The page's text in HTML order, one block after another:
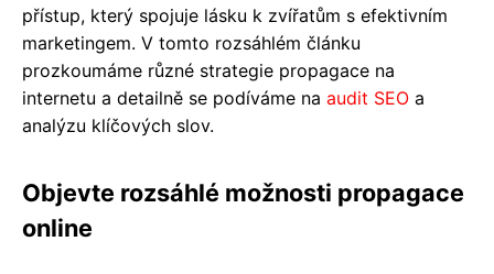
přístup, který spojuje lásku k zvířatům s efektivním
marketingem. V tomto rozsáhlém článku
prozkoumáme různé strategie propagace na
internetu a detailně se podíváme na audit SEO a
analýzu klíčových slov.
Objevte rozsáhlé možnosti propagace
online